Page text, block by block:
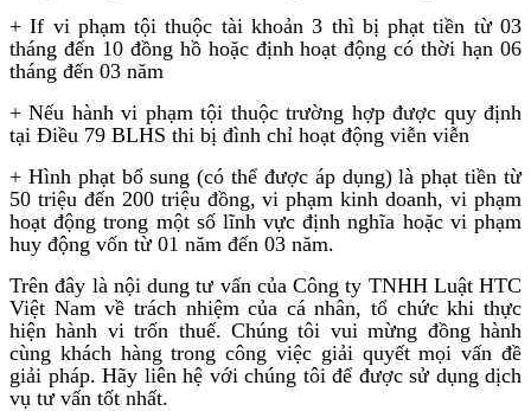
+ If vi phạm tội thuộc tài khoản 3 thì bị phạt tiền từ 03
tháng đến 10 đồng hồ hoặc định hoạt động có thời hạn 06
tháng đến 03 năm
+ Nếu hành vi phạm tội thuộc trường hợp được quy định
tại Điều 79 BLHS thi bị đình chỉ hoạt động viễn viễn
+ Hình phạt bổ sung (có thể được áp dụng) là phạt tiền từ
50 triệu đến 200 triệu đồng, vi phạm kinh doanh, vi phạm
hoạt động trong một số lĩnh vực định nghĩa hoặc vi phạm
huy động vốn từ 01 năm đến 03 năm.
Trên đây là nội dung tư vấn của Công ty TNHH Luật HTC
Việt Nam về trách nhiệm của cá nhân, tổ chức khi thực
hiện hành vi trốn thuế. Chúng tôi vui mừng đồng hành
cùng khách hàng trong công việc giải quyết mọi vấn đề
giải pháp. Hãy liên hệ với chúng tôi để được sử dụng dịch
vụ tư vấn tốt nhất.